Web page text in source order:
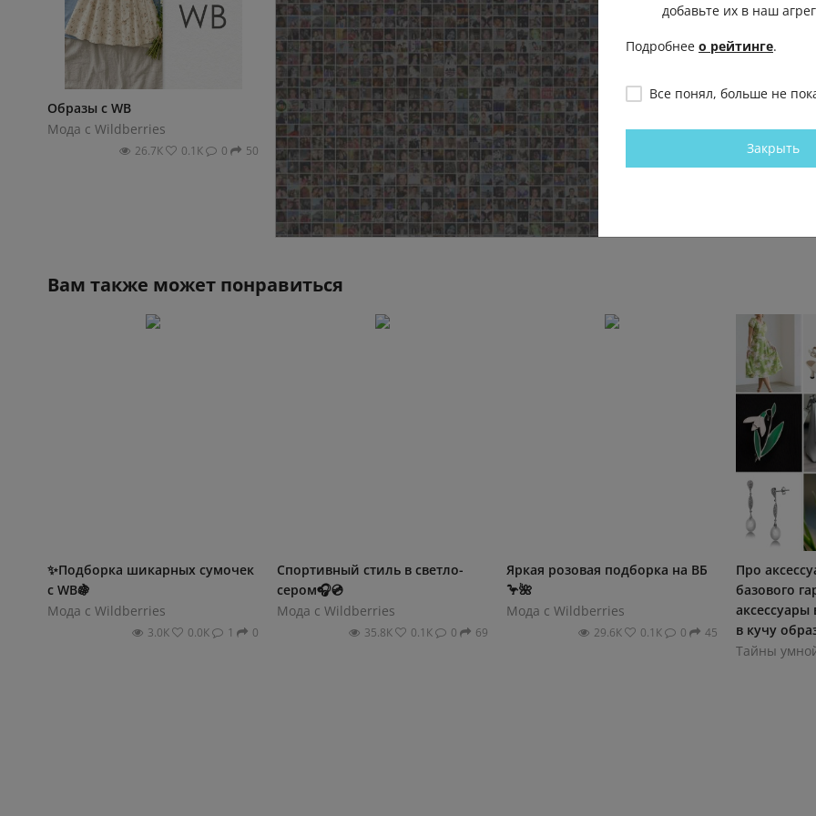
Образы с WB
Мода с Wildberries
26.7К 0.1К 0 50
Белый микс: эстетика в деталях
🤍
Мода с Wildberries
23.1К 0.2К 0 41
Шоколадный бум на ВБ🤎
Мода с Wildberries
16.0К
подборка
Мода с
Посмотреть все
Вам также может понравиться
✨Подборка шикарных сумочек
с WB🍇
Мода с Wildberries
3.0К 0.0К 1 0
Спортивный стиль в светло-
сером🎧💿
Мода с Wildberries
35.8К 0.1К 0 69
Яркая розовая подборка на ВБ
🦩🌺
Мода с Wildberries
29.6К 0.1К 0 45
Про
базового
аксессуары
в кучу
Тайны
добавьте их в наш
Подробнее о рейтинге.
Все понял, больше не
Закрыть